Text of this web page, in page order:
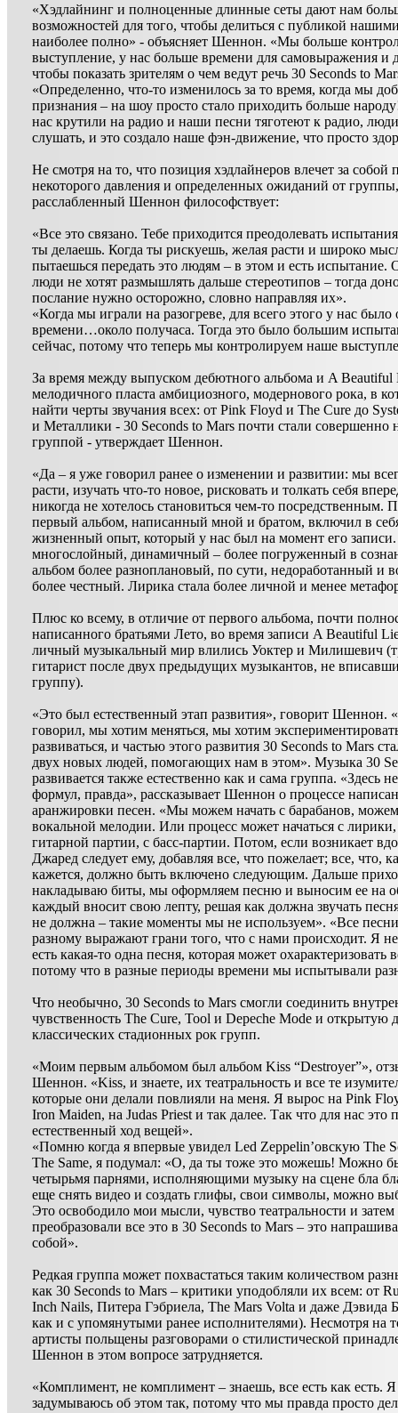
«Хэдлайнинг и полноценные длинные сеты дают нам
возможностей для того, чтобы делиться с публикой
наиболее полно» - объясняет Шеннон. «Мы больше
выступление, у нас больше времени для самовыражения и
чтобы показать зрителям о чем ведут речь 30 Seconds to
«Определенно, что-то изменилось за то время, когда мы
признания – на шоу просто стало приходить больше
нас крутили на радио и наши песни тяготеют к радио,
слушать, и это создало наше фэн-движение, что просто
Не смотря на то, что позиция хэдлайнеров влечет за собой
некоторого давления и определенных ожиданий от группы,
расслабленный Шеннон философствует:
«Все это связано. Тебе приходится преодолевать
ты делаешь. Когда ты рискуешь, желая расти и широко
пытаешься передать это людям – в этом и есть испытание.
люди не хотят размышлять дальше стереотипов – тогда
послание нужно осторожно, словно направляя их».
«Когда мы играли на разогреве, для всего этого у нас было
времени…около получаса. Тогда это было большим
сейчас, потому что теперь мы контролируем наше
За время между выпуском дебютного альбома и A Beautiful
мелодичного пласта амбициозного, модернового рока, в
найти черты звучания всех: от Pink Floyd и The Cure до
и Металлики - 30 Seconds to Mars почти стали совершенно
группой - утверждает Шеннон.
«Да – я уже говорил ранее о изменении и развитии: мы
расти, изучать что-то новое, рисковать и толкать себя
никогда не хотелось становиться чем-то посредственным.
первый альбом, написанный мной и братом, включил в
жизненный опыт, который у нас был на момент его
многослойный, динамичный – более погруженный в
альбом более разноплановый, по сути, недоработанный и
более честный. Лирика стала более личной и менее
Плюс ко всему, в отличие от первого альбома, почти
написанного братьями Лето, во время записи A Beautiful
личный музыкальный мир влились Уоктер и Милишевич
гитарист после двух предыдущих музыкантов, не
группу).
«Это был естественный этап развития», говорит Шеннон.
говорил, мы хотим меняться, мы хотим
развиваться, и частью этого развития 30 Seconds to Mars
двух новых людей, помогающих нам в этом». Музыка 30
развивается также естественно как и сама группа. «Здесь
формул, правда», рассказывает Шеннон о процессе
аранжировки песен. «Мы можем начать с барабанов,
вокальной мелодии. Или процесс может начаться с
гитарной партии, с басс-партии. Потом, если возникает
Джаред следует ему, добавляя все, что пожелает; все, что,
кажется, должно быть включено следующим. Дальше
накладываю биты, мы оформляем песню и выносим ее на
каждый вносит свою лепту, решая как должна звучать
не должна – такие моменты мы не используем». «Все
разному выражают грани того, что с нами происходит. Я
есть какая-то одна песня, которая может охарактеризовать
потому что в разные периоды времени мы испытывали
Что необычно, 30 Seconds to Mars смогли соединить
чувственность The Cure, Tool и Depeche Mode и открытую
классических стадионных рок групп.
«Моим первым альбомом был альбом Kiss “Destroyer”»,
Шеннон. «Kiss, и знаете, их театральность и все те
которые они делали повлияли на меня. Я вырос на Pink
Iron Maiden, на Judas Priest и так далее. Так что для нас это
естественный ход вещей».
«Помню когда я впервые увидел Led Zeppelin’овскую The
The Same, я подумал: «О, да ты тоже это можешь! Можно
четырьмя парнями, исполняющими музыку на сцене бла
еще снять видео и создать глифы, свои символы, можно
Это освободило мои мысли, чувство театральности и
преобразовали все это в 30 Seconds to Mars – это
собой».
Редкая группа может похвастаться таким количеством
как 30 Seconds to Mars – критики уподобляли их всем: от
Inch Nails, Питера Гэбриела, The Mars Volta и даже Дэвида
как и с упомянутыми ранее исполнителями). Несмотря на
артисты польщены разговорами о стилистической
Шеннон в этом вопросе затрудняется.
«Комплимент, не комплимент – знаешь, все есть как есть.
задумываюсь об этом так, потому что мы правда просто